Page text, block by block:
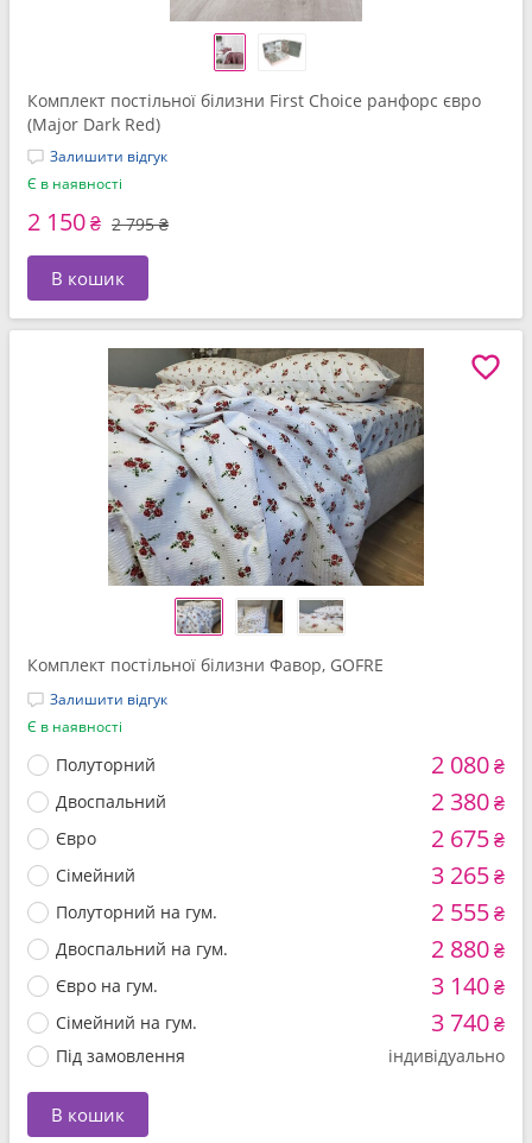
Комплект постільної білизни First Choice ранфорс євро
(Major Dark Red)
Залишити відгук
Є в наявності
2 150₴ 2 795 ₴
В кошик
Комплект постільної білизни Фавор, GOFRE
Залишити відгук
Є в наявності
Полуторний 2 080₴
Двоспальний 2 380₴
Євро 2 675₴
Сімейний 3 265₴
Полуторний на гум. 2 555₴
Двоспальний на гум. 2 880₴
Євро на гум. 3 140₴
Сімейний на гум. 3 740₴
Під замовлення індивідуально
В кошик